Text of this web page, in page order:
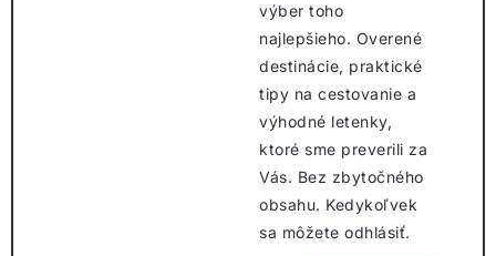
výber toho
najlepšieho. Overené
destinácie, praktické
tipy na cestovanie a
výhodné letenky,
ktoré sme preverili za
Vás. Bez zbytočného
obsahu. Kedykoľvek
sa môžete odhlásiť.